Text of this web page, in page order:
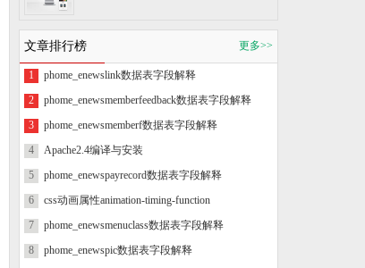
文章排行榜 更多>>
1
phome_enewslink数据表字段解释
2
phome_enewsmemberfeedback数据表字段解释
3
phome_enewsmemberf数据表字段解释
4
Apache2.4编译与安装
5
phome_enewspayrecord数据表字段解释
6
css动画属性animation-timing-function
7
phome_enewsmenuclass数据表字段解释
8
phome_enewspic数据表字段解释